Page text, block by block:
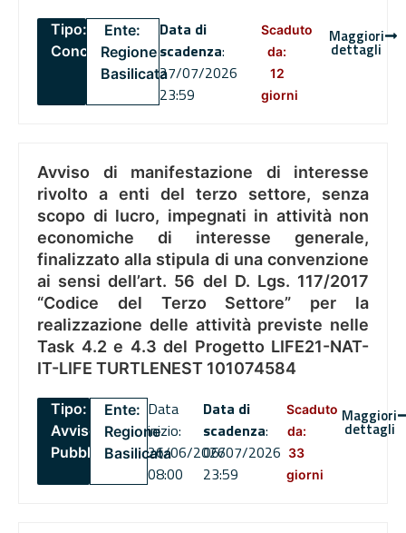
Tipo:
Concorsi
Ente:
Regione
Basilicata
Data di
scadenza:
27/07/2026
23:59
Scaduto
da:
12
giorni
Maggiori
dettagli
Avviso di manifestazione di interesse
rivolto a enti del terzo settore, senza
scopo di lucro, impegnati in attività non
economiche di interesse generale,
finalizzato alla stipula di una convenzione
ai sensi dell’art. 56 del D. Lgs. 117/2017
“Codice del Terzo Settore” per la
realizzazione delle attività previste nelle
Task 4.2 e 4.3 del Progetto LIFE21-NAT-
IT-LIFE TURTLENEST 101074584
Tipo:
Avviso
Pubblico
Ente:
Regione
Basilicata
Data
inizio:
26/06/2026
08:00
Data di
scadenza:
06/07/2026
23:59
Scaduto
da:
33
giorni
Maggiori
dettagli